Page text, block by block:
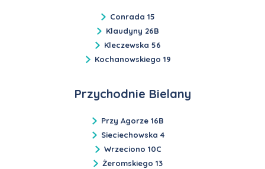
Conrada 15
Klaudyny 26B
Kleczewska 56
Kochanowskiego 19
Przychodnie Bielany
Przy Agorze 16B
Sieciechowska 4
Wrzeciono 10C
Żeromskiego 13